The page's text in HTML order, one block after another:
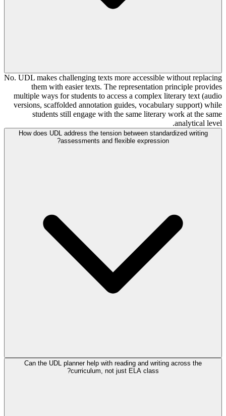
No. UDL makes challenging texts more accessible without replacing
them with easier texts. The representation principle provides
multiple ways for students to access a complex literary text (audio
versions, scaffolded annotation guides, vocabulary support) while
students still engage with the same literary work at the same
analytical level.
How does UDL address the tension between standardized writing
assessments and flexible expression?
Can the UDL planner help with reading and writing across the
curriculum, not just ELA class?